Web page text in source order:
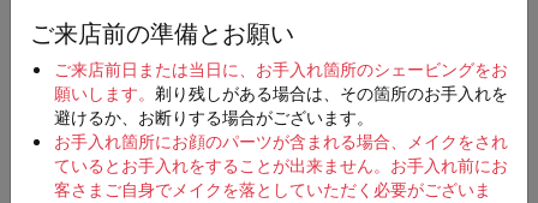
ご来店前の準備とお願い
ご来店前日または当日に、お手入れ箇所のシェービングをお
願いします。 剃り残しがある場合は、その箇所のお手入れを
避けるか、お断りする場合がございます。
お手入れ箇所にお顔のパーツが含まれる場合、メイクをされ
ているとお手入れをすることが出来ません。お手入れ前にお
客さまご自身でメイクを落としていただく必要がございま
必須 店舗
必須 ご希望日時第一希望